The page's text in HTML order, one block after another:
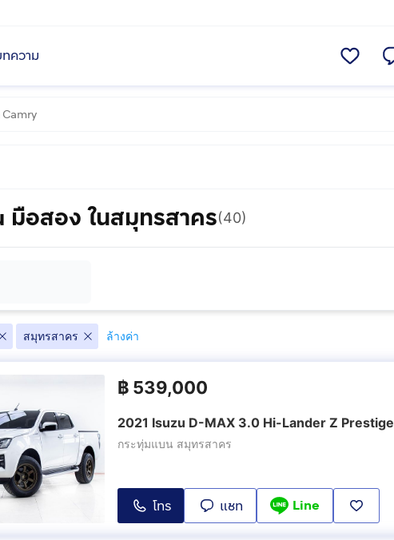
ความ
อสอง ในสมุทรสาคร(40)
สมุทรสาคร ล้างค่า
฿ 539,000
2021 Isuzu D-MAX 3.0 Hi-Lander Z Prestige
กระทุ่มแบน สมุทรสาคร
โทร แชท Line